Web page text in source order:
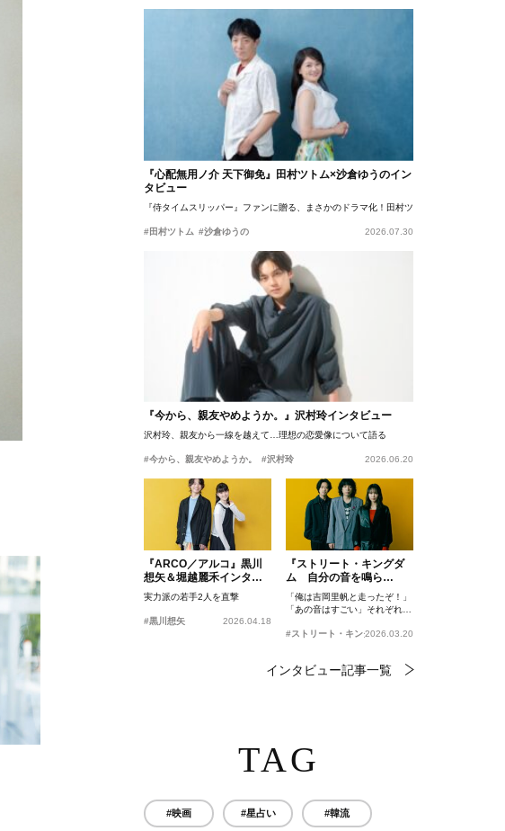
『心配無用ノ介 天下御免』田村ツトム×沙倉ゆうのイン
タビュー
『侍タイムスリッパー』ファンに贈る、まさかのドラマ化！田村ツトム×沙倉ゆうのが語
#田村ツトム #沙倉ゆうの 2026.07.30
『今から、親友やめようか。』沢村玲インタビュー
沢村玲、親友から一線を越えて…理想の恋愛像について語る
#今から、親友やめようか。 #沢村玲 2026.06.20
『ARCO／アルコ』黒川
想矢＆堀越麗禾インタビ
ュー
実力派の若手2人を直撃
#黒川想矢 2026.04.18
『ストリート・キングダ
ム 自分の音を鳴ら
せ。』峯田和伸、若葉竜
也、吉岡里帆インタビュ
ー
「俺は吉岡里帆と走ったぞ！」
「あの音はすごい」それぞれの
#ストリート・キングダム 自分の音を鳴らせ。
2026.03.20
インタビュー記事一覧
TAG
#映画 #星占い #韓流